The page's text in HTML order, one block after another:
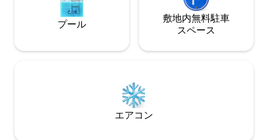
プール
敷地内無料駐⁠車
ス⁠ペ⁠ー⁠ス
エアコン